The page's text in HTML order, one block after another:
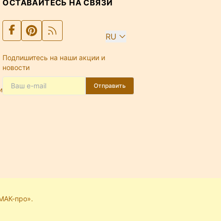
ОСТАВАЙТЕСЬ НА СВЯЗИ
RU
Подпишитесь на наши акции и
новости
Отправить
про».